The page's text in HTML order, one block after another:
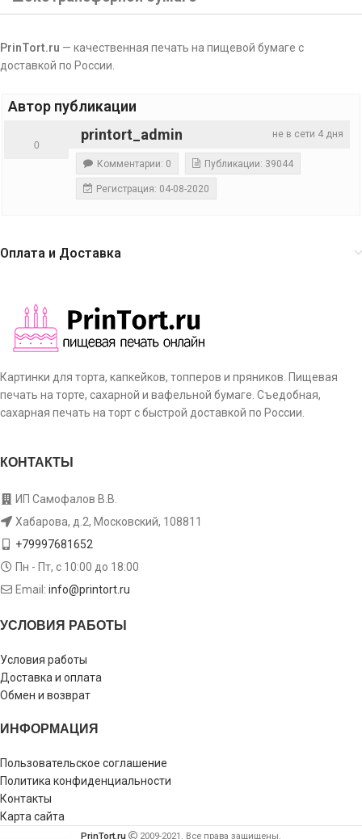
PrinTort.ru — качественная печать на пищевой бумаге с
доставкой по России.
Автор публикации
не в сети 4 дня
printort_admin
0
Комментарии: 0
Публикации: 39044
Регистрация: 04-08-2020
Оплата и Доставка
Картинки для торта, капкейков, топперов и пряников. Пищевая
печать на торте, сахарной и вафельной бумаге. Съедобная,
сахарная печать на торт с быстрой доставкой по России.
КОНТАКТЫ
ИП Самофалов В.В.
Хабарова, д.2, Московский, 108811
+79997681652
Пн - Пт, с 10:00 до 18:00
Email: info@printort.ru
УСЛОВИЯ РАБОТЫ
Условия работы
Доставка и оплата
Обмен и возврат
ИНФОРМАЦИЯ
Пользовательское соглашение
Политика конфиденциальности
Контакты
Карта сайта
PrinTort.ru 2009-2021. Все права защищены.